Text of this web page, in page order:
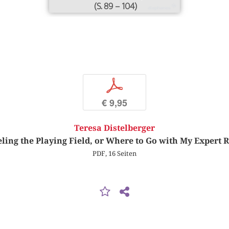
(S. 89 – 104)
p
€ 9,95
Teresa Distelberger
the Playing Field, or Where to Go with My Expert
PDF, 16 Seiten